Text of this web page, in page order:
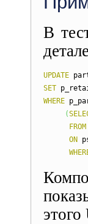
В
UPDATE
SET
WHERE
(
FROM
ON